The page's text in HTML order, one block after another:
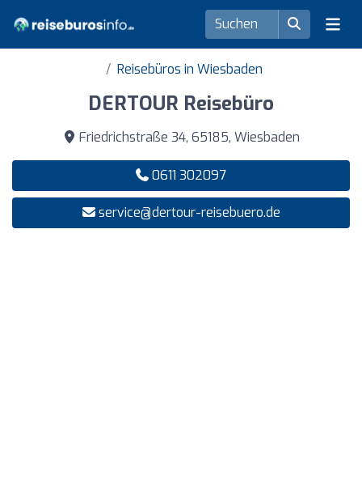
Reisebüros in Wiesbaden
DERTOUR Reisebüro
Friedrichstraße 34, 65185, Wiesbaden
0611 302097
service@dertour-reisebuero.de